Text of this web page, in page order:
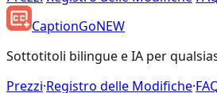
CaptionGoNEW
Sottotitoli bilingue e IA per
Prezzi·Registro delle Modifiche·